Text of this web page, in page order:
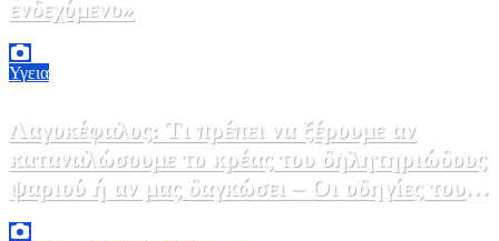
ενδεχόμενο»
Υγεια
Λαγοκέφαλος: Τι πρέπει να ξέρουμε αν
καταναλώσουμε το κρέας του δηλητηριώδους
ψαριού ή αν μας δαγκώσει – Οι οδηγίες του
ΕΟΔΥ